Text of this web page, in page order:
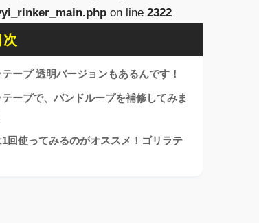
on line 2322
次
テープ 透明バージョンもあるんです！
テープで、バンドループを補修してみま
1回使ってみるのがオススメ！ゴリラテ